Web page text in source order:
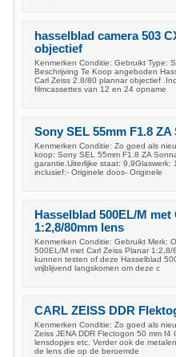
hasselblad camera 503
objectief
Kenmerken Conditie: Gebruikt Type:
Beschrijving Te Koop angeboden
Carl Zeiss 2.8/80 plannar objectief
filmcassettes van 12 en 24 opname
Sony SEL 55mm F1.8
Kenmerken Conditie: Zo goed als
koop: Sony SEL 55mm F1.8 ZA
garantie.Uiterlijke staat: 9,9Glaswerk:
inclusief:- Originele doos- Originele
Hasselblad 500EL/M
1:2,8/80mm lens
Kenmerken Conditie: Gebruikt Merk:
500EL/M met Carl Zeiss Planar
kunnen testen of deze Hasselblad
vrijblijvend langskomen om deze c
CARL ZEISS DDR
Kenmerken Conditie: Zo goed als
Zeiss JENA DDR Flectogon 50 mm
lensdopjes etc. Verder ook de
de lens die op de beroemde